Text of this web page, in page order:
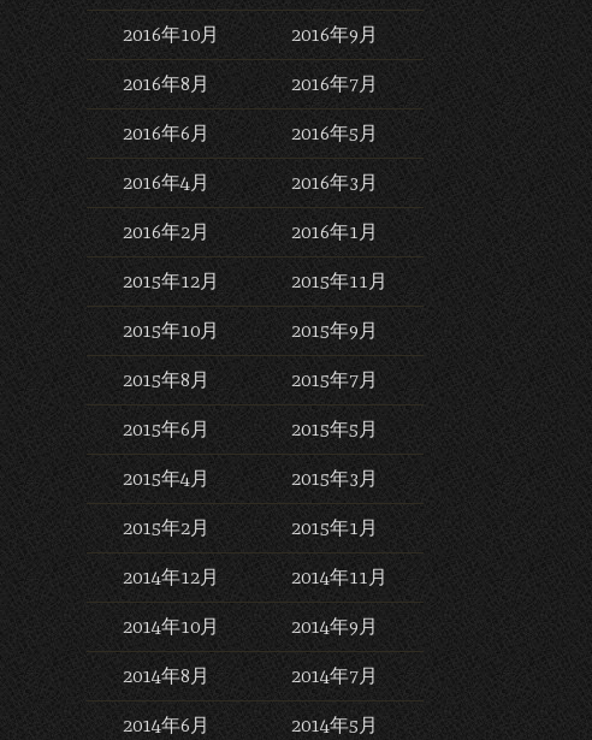
2016年10月 2016年9月
2016年8月 2016年7月
2016年6月 2016年5月
2016年4月 2016年3月
2016年2月 2016年1月
2015年12月 2015年11月
2015年10月 2015年9月
2015年8月 2015年7月
2015年6月 2015年5月
2015年4月 2015年3月
2015年2月 2015年1月
2014年12月 2014年11月
2014年10月 2014年9月
2014年8月 2014年7月
2014年6月 2014年5月